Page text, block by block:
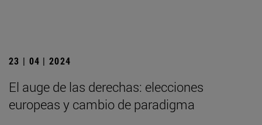
23 | 04 | 2024
El auge de las derechas: elecciones
europeas y cambio de paradigma